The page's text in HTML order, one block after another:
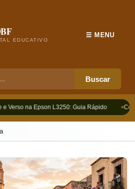
EDUCATIVO
Buscar
☰ MENU
Verso na Epson L3250: Guia Rápido